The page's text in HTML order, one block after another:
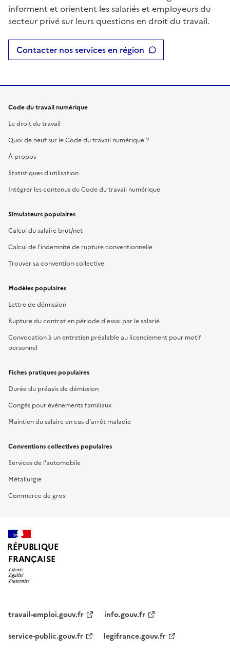
informent et orientent les salariés et employeurs du
secteur privé sur leurs questions en droit du travail.
Contacter nos services en région
Code du travail numérique
Le droit du travail
Quoi de neuf sur le Code du travail numérique ?
À propos
Statistiques d'utilisation
Intégrer les contenus du Code du travail numérique
Simulateurs populaires
Calcul du salaire brut/net
Calcul de l'indemnité de rupture conventionnelle
Trouver sa convention collective
Modèles populaires
Lettre de démission
Rupture du contrat en période d'essai par le salarié
Convocation à un entretien préalable au licenciement pour motif
personnel
Fiches pratiques populaires
Durée du préavis de démission
Congés pour événements familiaux
Maintien du salaire en cas d'arrêt maladie
Conventions collectives populaires
Services de l'automobile
Métallurgie
Commerce de gros
RÉPUBLIQUE
FRANÇAISE
travail-emploi.gouv.fr
info.gouv.fr
service-public.gouv.fr
legifrance.gouv.fr